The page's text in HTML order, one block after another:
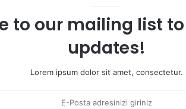
to our mailing list
updates!
Lorem ipsum dolor sit amet, consectetur.